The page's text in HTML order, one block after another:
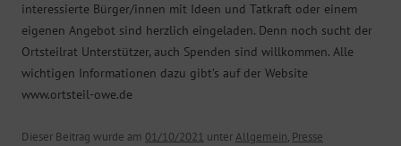
interessierte Bürger/innen mit Ideen und Tatkraft oder einem
eigenen Angebot sind herzlich eingeladen. Denn noch sucht der
Ortsteilrat Unterstützer, auch Spenden sind willkommen. Alle
wichtigen Informationen dazu gibt’s auf der Website
www.ortsteil-owe.de
Dieser Beitrag wurde am 01/10/2021 unterAllgemein, Presse